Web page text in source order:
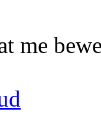
me